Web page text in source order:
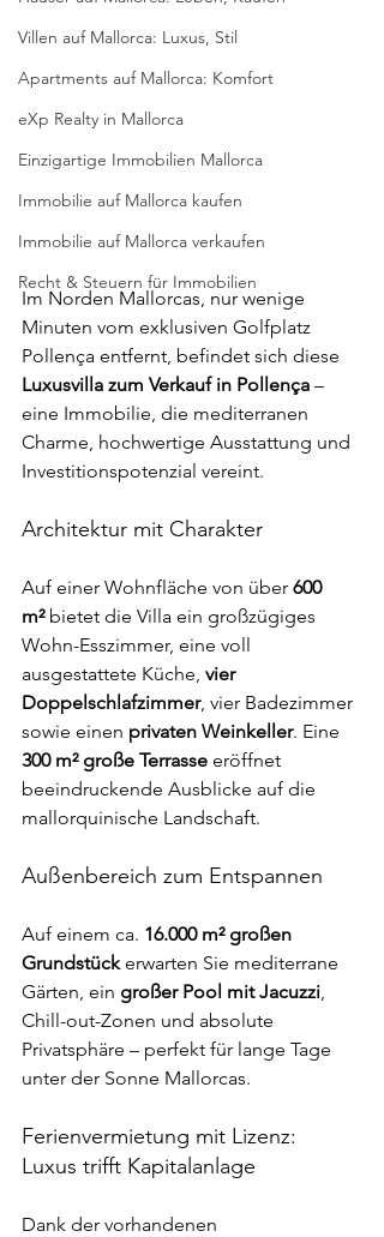
Villen auf Mallorca: Luxus, Stil
Apartments auf Mallorca: Komfort
eXp Realty in Mallorca
Einzigartige Immobilien Mallorca
Immobilie auf Mallorca kaufen
Immobilie auf Mallorca verkaufen
Recht & Steuern für Immobilien
Im Norden Mallorcas, nur wenige
Minuten vom exklusiven Golfplatz
Pollença entfernt, befindet sich diese
Luxusvilla zum Verkauf in Pollença –
eine Immobilie, die mediterranen
Charme, hochwertige Ausstattung und
Investitionspotenzial vereint.
Architektur mit Charakter
Auf einer Wohnfläche von über 600
m² bietet die Villa ein großzügiges
Wohn-Esszimmer, eine voll
ausgestattete Küche, vier
Doppelschlafzimmer, vier Badezimmer
sowie einen privaten Weinkeller. Eine
300 m² große Terrasse eröffnet
beeindruckende Ausblicke auf die
mallorquinische Landschaft.
Außenbereich zum Entspannen
Auf einem ca. 16.000 m² großen
Grundstück erwarten Sie mediterrane
Gärten, ein großer Pool mit Jacuzzi,
Chill-out-Zonen und absolute
Privatsphäre – perfekt für lange Tage
unter der Sonne Mallorcas.
Ferienvermietung mit Lizenz:
Luxus trifft Kapitalanlage
Dank der vorhandenen